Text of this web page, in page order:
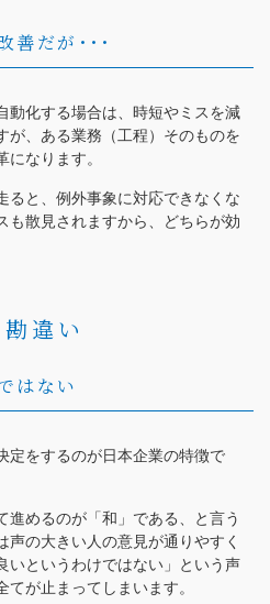
善だが･･･
動化する場合は、時短やミスを減
が、ある業務（工程）そのものを
なります。
ると、例外事象に対応できなくな
も散見されますから、どちらが効
違い
はない
定をするのが日本企業の特徴で
進めるのが「和」である、と言う
声の大きい人の意見が通りやすく
いというわけではない」という声
が止まってしまいます。